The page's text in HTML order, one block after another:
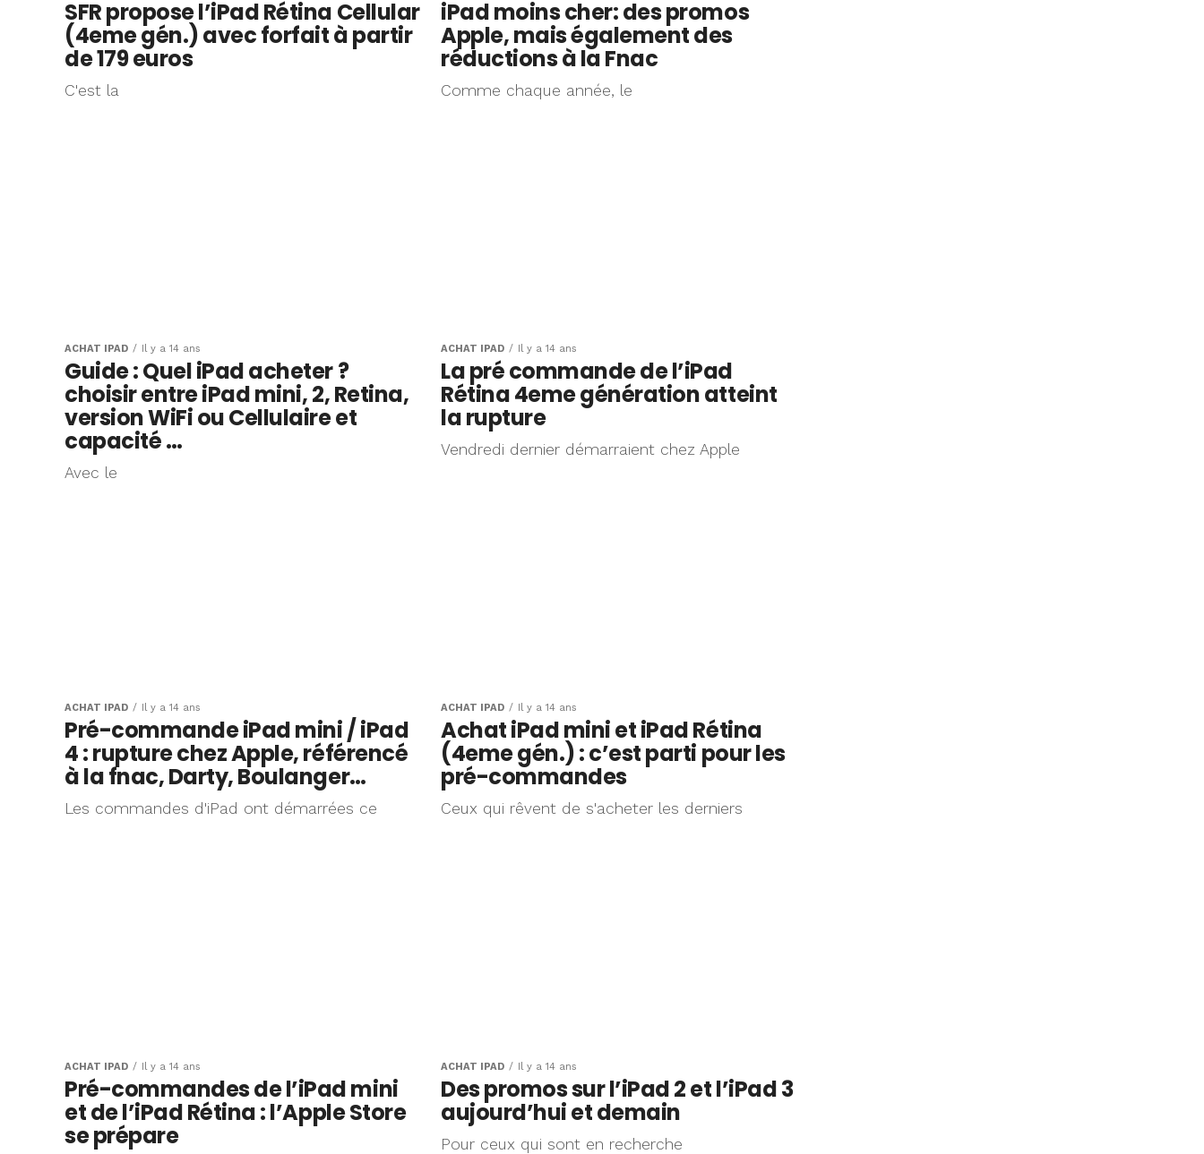
SFR propose l’iPad Rétina Cellular
(4eme gén.) avec forfait à partir
de 179 euros
C'est la
iPad moins cher: des promos
Apple, mais également des
réductions à la Fnac
Comme chaque année, le
ACHAT IPAD Il y a 14 ans
Guide : Quel iPad acheter ?
choisir entre iPad mini, 2, Retina,
version WiFi ou Cellulaire et
capacité …
Avec le
ACHAT IPAD Il y a 14 ans
La pré commande de l’iPad
Rétina 4eme génération atteint
la rupture
Vendredi dernier démarraient chez Apple
ACHAT IPAD Il y a 14 ans
Pré-commande iPad mini / iPad
4 : rupture chez Apple, référencé
à la fnac, Darty, Boulanger…
Les commandes d'iPad ont démarrées ce
ACHAT IPAD Il y a 14 ans
Achat iPad mini et iPad Rétina
(4eme gén.) : c’est parti pour les
pré-commandes
Ceux qui rêvent de s'acheter les derniers
ACHAT IPAD Il y a 14 ans
Pré-commandes de l’iPad mini
et de l’iPad Rétina : l’Apple Store
se prépare
ACHAT IPAD Il y a 14 ans
Des promos sur l’iPad 2 et l’iPad 3
aujourd’hui et demain
Pour ceux qui sont en recherche